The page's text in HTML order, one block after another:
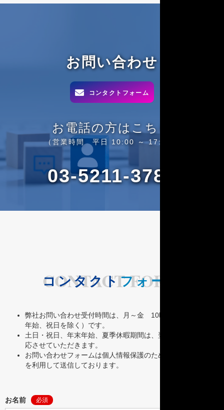
お問い合わせ
 コンタクトフォーム
お電話の方はこちら
（営業時間 平日 10:00 ～ 17:00）
03-5211-3780
コンタクトフォーム
CONTACT FORM
弊社お問い合わせ受付時間は、月～金 10時～17時（年末
年始、祝日を除く）です。
土日・祝日、年末年始、夏季休暇期間は、翌営業日以降に対
応させていただきます。
お問い合わせフォームは個人情報保護のためSSL暗号化通信
を利用して送信しております。
お名前 必須